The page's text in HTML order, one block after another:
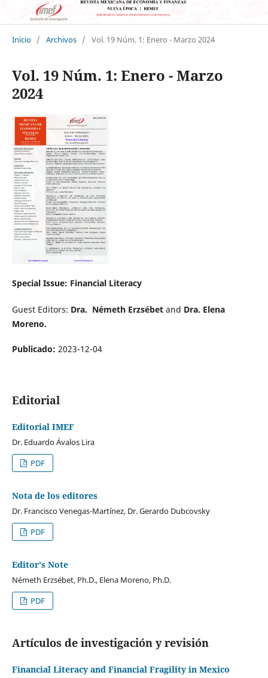
Inicio / Archivos / Vol. 19 Núm. 1: Enero - Marzo 2024
Vol. 19 Núm. 1: Enero - Marzo
2024
Special Issue: Financial Literacy
Guest Editors: Dra. Németh Erzsébet and Dra. Elena
Moreno.
Publicado: 2023-12-04
Editorial
Editorial IMEF
Dr. Eduardo Ávalos Lira
PDF
Nota de los editores
Dr. Francisco Venegas-Martínez, Dr. Gerardo Dubcovsky
PDF
Editor's Note
Németh Erzsébet, Ph.D., Elena Moreno, Ph.D.
PDF
Artículos de investigación y revisión
Financial Literacy and Financial Fragility in Mexico